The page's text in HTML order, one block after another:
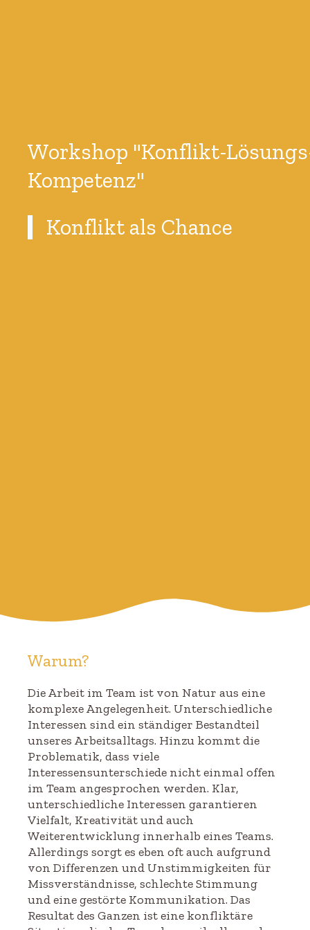
Workshop "Konflikt-
Kompetenz"
Konflikt als Chance
Warum?
Die Arbeit im Team ist von Natur aus eine
komplexe Angelegenheit. Unterschiedliche
Interessen sind ein ständiger Bestandteil
unseres Arbeitsalltags. Hinzu kommt die
Problematik, dass viele
Interessensunterschiede nicht einmal offen
im Team angesprochen werden. Klar,
unterschiedliche Interessen garantieren
Vielfalt, Kreativität und auch
Weiterentwicklung innerhalb eines Teams.
Allerdings sorgt es eben oft auch aufgrund
von Differenzen und Unstimmigkeiten für
Missverständnisse, schlechte Stimmung
und eine gestörte Kommunikation. Das
Resultat des Ganzen ist eine konfliktäre